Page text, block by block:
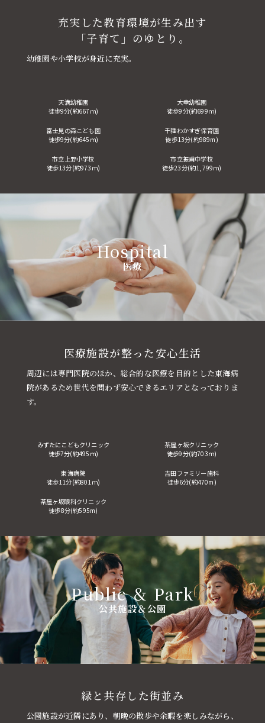
INFORMATION
PLAN
LOCATION
充実した教育環境が生み出す
「子育て」のゆとり。
幼稚園や小学校が身近に充実。
天満幼稚園
徒歩9分(約667ｍ)
大幸幼稚園
徒歩9分(約699ｍ)
富士見の森こども園
徒歩9分(約645ｍ)
千種わかすぎ保育園
徒歩13分(約989m)
市立上野小学校
徒歩13分(約973ｍ)
市立振甫中学校
徒歩23分(約1,799ｍ)
Hospital
医療
医療施設が整った安心生活
周辺には専門医院のほか、総合的な医療を目的とした東海病
院があるため世代を問わず安心できるエリアとなっておりま
す。
みずたにこどもクリニック
徒歩7分(約495ｍ)
茶屋ヶ坂クリニック
徒歩9分(約703ｍ)
東海病院
徒歩11分(約801ｍ)
吉田ファミリー歯科
徒歩6分(約470m)
茶屋ヶ坂眼科クリニック
徒歩8分(約595m)
Public ＆ Park
公共施設＆公園
緑と共存した街並み
公園施設が近隣にあり、朝晩の散歩や余暇を楽しみながら、